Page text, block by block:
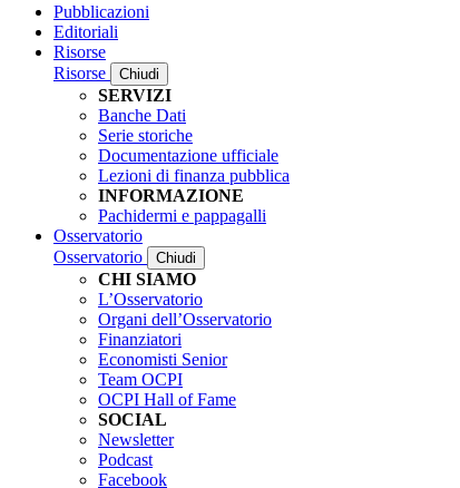
Pubblicazioni
Editoriali
Risorse
Risorse
Chiudi
SERVIZI
Banche Dati
Serie storiche
Documentazione ufficiale
Lezioni di finanza pubblica
INFORMAZIONE
Pachidermi e pappagalli
Osservatorio
Osservatorio
Chiudi
CHI SIAMO
L’Osservatorio
Organi dell’Osservatorio
Finanziatori
Economisti Senior
Team OCPI
OCPI Hall of Fame
SOCIAL
Newsletter
Podcast
Facebook